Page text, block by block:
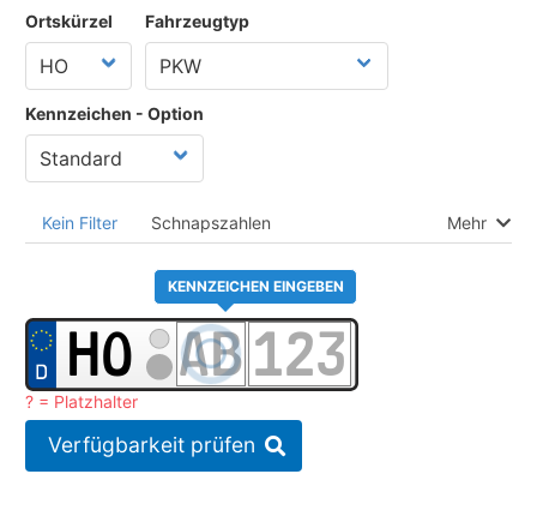
Ortskürzel Fahrzeugtyp
Kennzeichen - Option
Kein Filter Schnapszahlen Mehr
KENNZEICHEN EINGEBEN
? = Platzhalter
Verfügbarkeit prüfen